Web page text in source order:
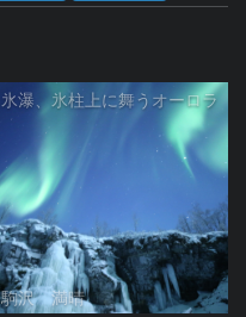
氷瀑、氷柱上に舞うオーロラ
駒沢 満晴